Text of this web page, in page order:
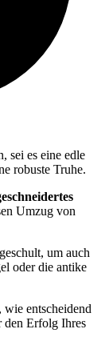
sei es eine edle
robuste Truhe.
Umzug von
um auch
oder die antike
entscheidend
Erfolg Ihres